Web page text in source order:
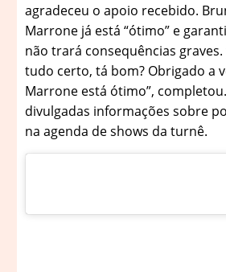
agradeceu o apoio recebido.
Marrone já está “ótimo” e
não trará consequências graves.
tudo certo, tá bom? Obrigado a
Marrone está ótimo”,
divulgadas informações sobre
na agenda de shows da turnê.